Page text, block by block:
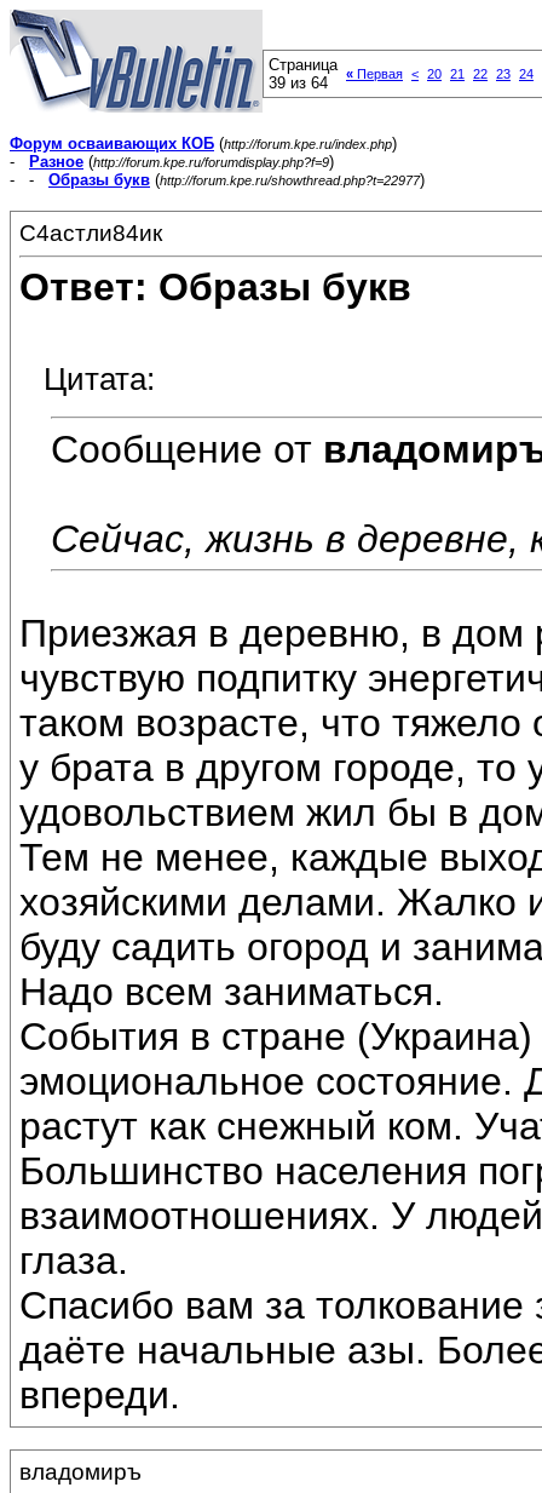
Страница
39 из 64
« Первая < 20 21 22 23 24
Форум осваивающих КОБ (http://forum.kpe.ru/index.php)
-
Разное (http://forum.kpe.ru/forumdisplay.php?f=9)
- - Образы букв (http://forum.kpe.ru/showthread.php?t=22977)
С4астли84ик
Ответ: Образы букв
Цитата:
Сообщение от
Сейчас, жизнь в
Приезжая в деревню, в
чувствую подпитку
таком возрасте, что
у брата в другом городе,
удовольствием жил бы в
Тем не менее, каждые
хозяйскими делами. Жалко
буду садить огород и
Надо всем заниматься.
События в стране
эмоциональное состояние.
растут как снежный ком.
Большинство населения
взаимоотношениях. У
глаза.
Спасибо вам за
даёте начальные азы.
впереди.
владомиръ